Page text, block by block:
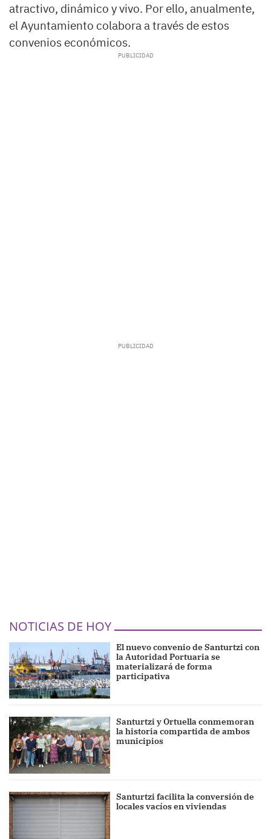
atractivo, dinámico y vivo. Por ello, anualmente,
el Ayuntamiento colabora a través de estos
convenios económicos.
NOTICIAS DE HOY
El nuevo convenio de Santurtzi con
la Autoridad Portuaria se
materializará de forma
participativa
Santurtzi y Ortuella conmemoran
la historia compartida de ambos
municipios
Santurtzi facilita la conversión de
locales vacíos en viviendas